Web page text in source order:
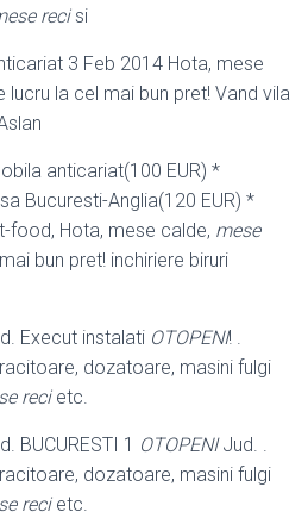
recisi
3 Feb 2014 Hota, mese
lucru la cel mai bun pret! Vand vila
anticariat(100 EUR) *
Bucuresti-Anglia(120 EUR) *
food, Hota, mese calde, mese
bun pret! inchiriere biruri
Execut instalati OTOPENI! .
dozatoare, masini fulgi
recietc.
BUCURESTI 1 OTOPENIJud. .
dozatoare, masini fulgi
recietc.